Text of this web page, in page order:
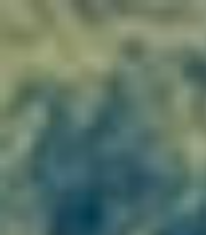
Œnorando at
walk, taste,
Enjoy a unique
Languedoc
: our